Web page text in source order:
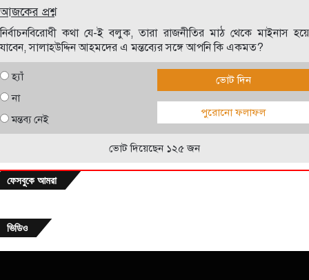
আজকের প্রশ্ন
নির্বাচনবিরোধী কথা যে-ই বলুক, তারা রাজনীতির মাঠ থেকে মাইনাস হয়ে
যাবেন, সালাহউদ্দিন আহমদের এ মন্তব্যের সঙ্গে আপনি কি একমত?
হ্যাঁ
না
মন্তব্য নেই
ভোট দিন
পুরোনো ফলাফল
ভোট দিয়েছেন ১২৫ জন
ফেসবুকে আমরা
ভিডিও